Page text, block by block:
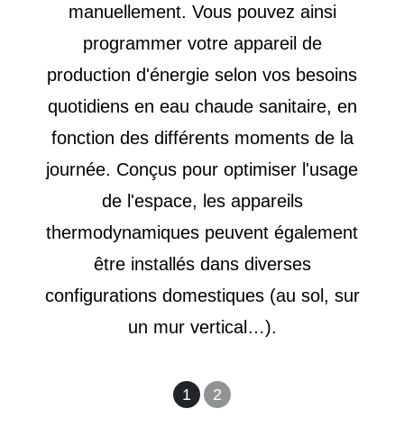
1 2
manuellement. Vous pouvez ainsi
programmer votre appareil de
production d'énergie selon vos besoins
quotidiens en eau chaude sanitaire, en
fonction des différents moments de la
journée. Conçus pour optimiser l'usage
de l'espace, les appareils
thermodynamiques peuvent également
être installés dans diverses
configurations domestiques (au sol, sur
un mur vertical…).